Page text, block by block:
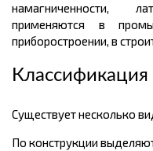
намагниченности,
применяются в
приборостроении, в
Существует несколько
По конструкции